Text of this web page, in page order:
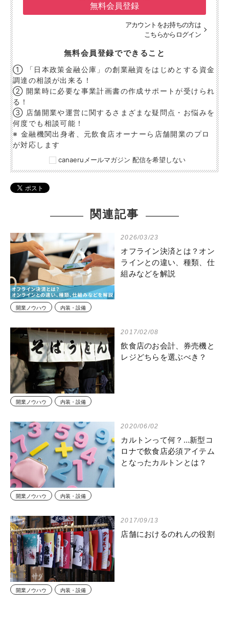
無料会員登録
アカウントをお持ちの方は
こちらからログイン
無料会員登録でできること
① 「日本政策金融公庫」の創業融資をはじめとする資金
調達の相談が出来る！
② 開業時に必要な事業計画書の作成サポートが受けられ
る！
③ 店舗開業や運営に関するさまざまな疑問点・お悩みを
何度でも相談可能！
※ 金融機関出身者、元飲食店オーナーら店舗開業のプロ
が対応します
canaeruメールマガジン 配信を希望しない
関連記事
2026/03/23
オフライン決済とは？オン
ラインとの違い、種類、仕
組みなどを解説
開業ノウハウ 内装・設備
2017/02/08
飲食店のお会計、券売機と
レジどちらを選ぶべき？
開業ノウハウ 内装・設備
2020/06/02
カルトンって何？…新型コ
ロナで飲食店必須アイテム
となったカルトンとは？
開業ノウハウ 内装・設備
2017/09/13
店舗におけるのれんの役割
開業ノウハウ 内装・設備